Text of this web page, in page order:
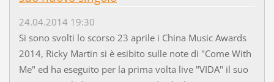
24.04.2014 19:30
Si sono svolti lo scorso 23 aprile i China Music Awards
2014, Ricky Martin si è esibito sulle note di "Come With
Me" ed ha eseguito per la prima volta live "VIDA" il suo